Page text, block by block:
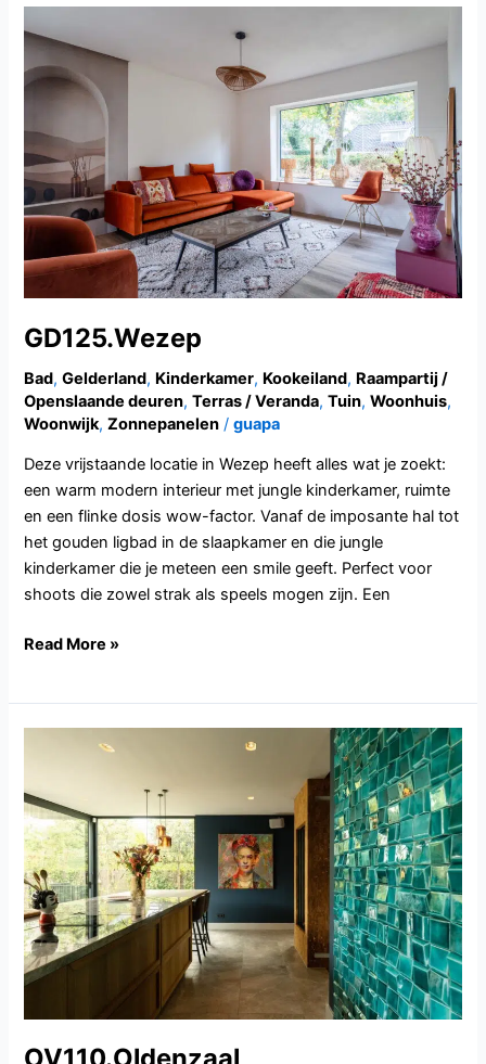
GD125.Wezep
Bad,Gelderland, Kinderkamer, Kookeiland, Raampartij /
Openslaande deuren,Terras / Veranda,Tuin,Woonhuis,
Woonwijk,Zonnepanelen /guapa
Deze vrijstaande locatie in Wezep heeft alles wat je zoekt:
een warm modern interieur met jungle kinderkamer, ruimte
en een flinke dosis wow-factor. Vanaf de imposante hal tot
het gouden ligbad in de slaapkamer en die jungle
kinderkamer die je meteen een smile geeft. Perfect voor
shoots die zowel strak als speels mogen zijn. Een
Read More »
OV110.Oldenzaal